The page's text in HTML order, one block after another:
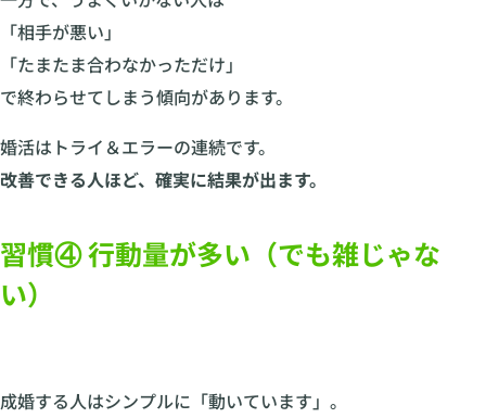
「相手が悪い」
「たまたま合わなかっただけ」
で終わらせてしまう傾向があります。
婚活はトライ＆エラーの連続です。
改善できる人ほど、確実に結果が出ます。
習慣④ 行動量が多い（でも雑じゃな
い）
成婚する人はシンプルに「動いています」。